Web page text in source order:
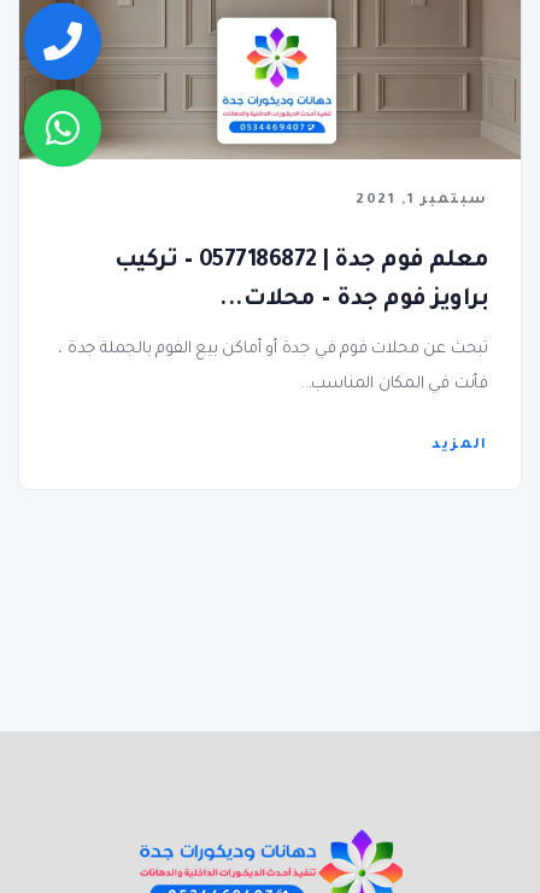
سبتمبر 1, 2021
معلم فوم جدة | 0577186872 – تركيب
براويز فوم جدة – محلات...
تبحث عن محلات فوم في جدة أو أماكن بيع الفوم بالجملة جدة ،
فأنت في المكان المناسب...
المزيد